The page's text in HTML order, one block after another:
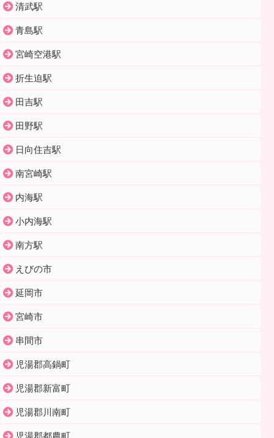
清武駅
青島駅
宮崎空港駅
折生迫駅
田吉駅
田野駅
日向住吉駅
南宮崎駅
内海駅
小内海駅
南方駅
えびの市
延岡市
宮崎市
串間市
児湯郡高鍋町
児湯郡新富町
児湯郡川南町
児湯郡都農町